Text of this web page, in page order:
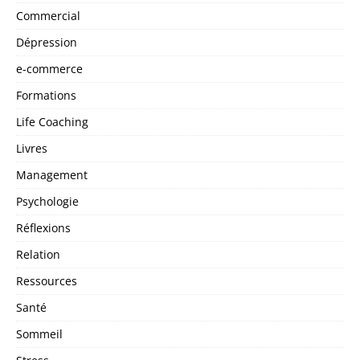
Commercial
Dépression
e-commerce
Formations
Life Coaching
Livres
Management
Psychologie
Réflexions
Relation
Ressources
Santé
Sommeil